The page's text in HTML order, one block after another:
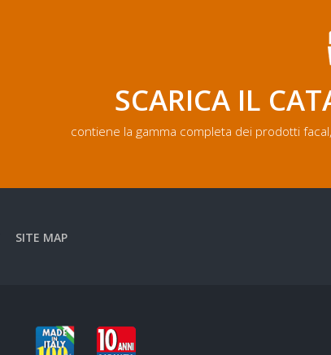
SCARICA IL
contiene la gamma completa dei prodotti
SITE MAP